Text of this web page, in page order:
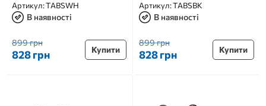
Артикул:TABSWH
В наявності
899 грн
828 грн Купити
Артикул:TABSBK
В наявності
899 грн
828 грн Купити